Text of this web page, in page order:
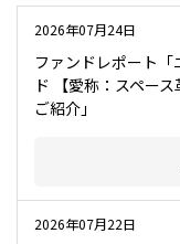
2026年07月24日
ファンドレポート
ド 【愛称：スペー
ご紹介」
2026年07月22日